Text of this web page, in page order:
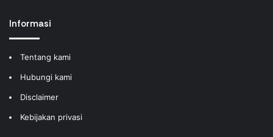
Informasi
Tentang kami
Hubungi kami
Disclaimer
Kebijakan privasi